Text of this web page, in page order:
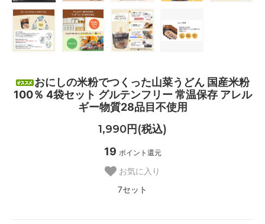
おにしの米粉でつくった山菜うどん 国産米粉
100％ 4袋セット グルテンフリー 常温保存 アレル
ギー物質28品目不使用
1,990円(税込)
19 ポイント還元
お気に入り
7セット